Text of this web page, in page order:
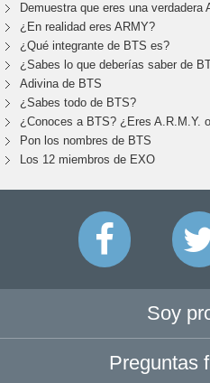
Demuestra que eres una verdadera
¿En realidad eres ARMY?
¿Qué integrante de BTS es?
¿Sabes lo que deberías saber de
Adivina de BTS
¿Sabes todo de BTS?
¿Conoces a BTS? ¿Eres A.R.M.Y.
Pon los nombres de BTS
Los 12 miembros de EXO
Soy
Preguntas